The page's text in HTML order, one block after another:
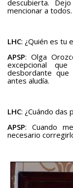
descubierta.
mencionar a todos.
LHC: ¿Quién es tu
APSP: Olga
excepcional
desbordante
antes aludía.
LHC: ¿Cuándo das
APSP: Cuando
necesario